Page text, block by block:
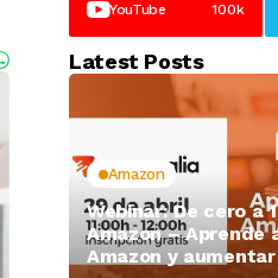
YouTube 100k
Latest Posts
Amazon
Webinar: De cero a
Amazon – Aprende
Amazon y